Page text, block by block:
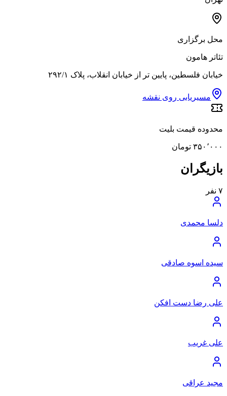
محل برگزاری
تئاتر هامون
خیابان فلسطین، پایین تر از خیابان انقلاب، پلاک ۲۹۲/۱
مسیریابی روی نقشه
محدوده قیمت بلیت
۳۵۰٬۰۰۰ تومان
بازیگران
۷ نفر
دلسا محمدی
سیده اسوه صادقی
علی رضا دست افکن
علی غریب
مجید عراقی